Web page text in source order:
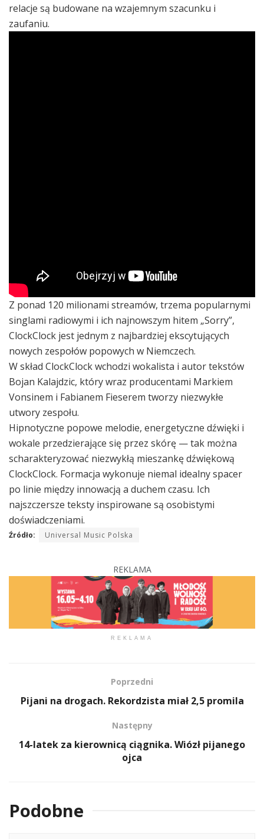
relacje są budowane na wzajemnym szacunku i
zaufaniu.
Z ponad 120 milionami streamów, trzema popularnymi
singlami radiowymi i ich najnowszym hitem „Sorry”,
ClockClock jest jednym z najbardziej ekscytujących
nowych zespołów popowych w Niemczech.
W skład ClockClock wchodzi wokalista i autor tekstów
Bojan Kalajdzic, który wraz producentami Markiem
Vonsinem i Fabianem Fieserem tworzy niezwykłe
utwory zespołu.
Hipnotyczne popowe melodie, energetyczne dźwięki i
wokale przedzierające się przez skórę — tak można
scharakteryzować niezwykłą mieszankę dźwiękową
ClockClock. Formacja wykonuje niemal idealny spacer
po linie między innowacją a duchem czasu. Ich
najszczersze teksty inspirowane są osobistymi
doświadczeniami.
Źródło: Universal Music Polska
REKLAMA
REKLAMA
Poprzedni
Pijani na drogach. Rekordzista miał 2,5 promila
Następny
14-latek za kierownicą ciągnika. Wiózł pijanego
ojca
Podobne